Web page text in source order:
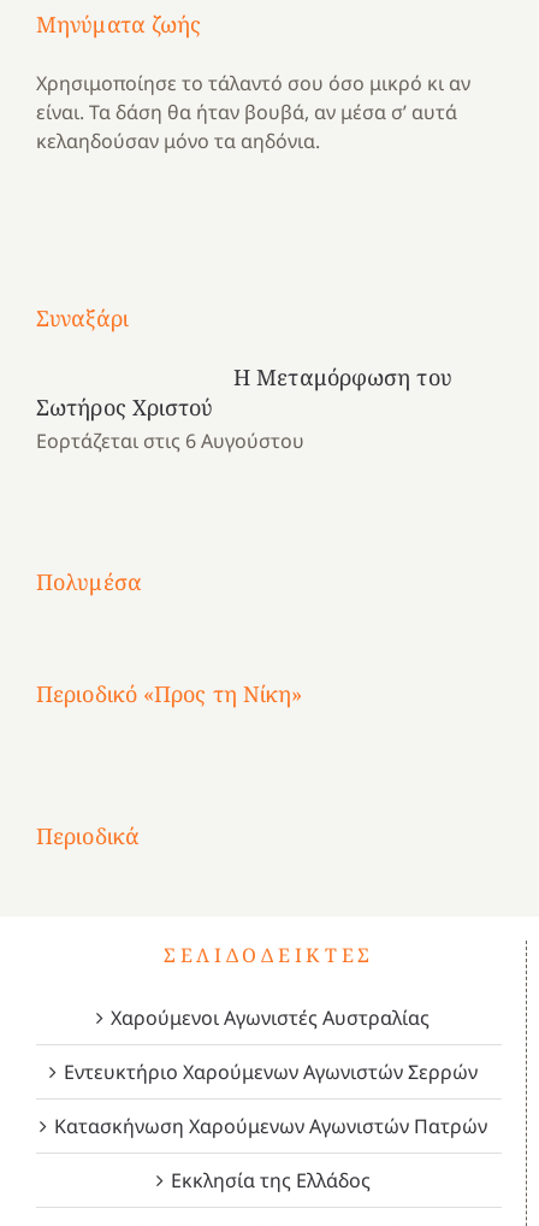
Μηνύματα ζωής
Χρησιμοποίησε το τάλαντό σου όσο μικρό κι αν
είναι. Τα δάση θα ήταν βουβά, αν μέσα σ’ αυτά
κελαηδούσαν μόνο τα αηδόνια.
Συναξάρι
Η Μεταμόρφωση του
Σωτήρος Χριστού
Εορτάζεται στις 6 Αυγούστου
Πολυμέσα
Μια
ένα
καλοκαίρι
Αγωνίστριες
Αθηνών
και
Νοσοκομείο
“Ερυθρός
Αγωνίστριες
Αθηνών
Κατασκηνωτικές
το
Ελληνικό
Αγωνίστριες
Αθηνών
χρόνια
καρτερούμεν»
Περιοδικό «Προς τη Νίκη»
Περιοδικά
1821
Δεκέμβριος
2023!
Μάιος
2023!
Μάρτιος
2023!
ΣΕΛΙΔΟΔΕΊΚΤΕΣ
Χαρούμενοι Αγωνιστές Αυστραλίας
Εντευκτήριο Χαρούμενων Αγωνιστών Σερρών
Κατασκήνωση Χαρούμενων Αγωνιστών Πατρών
Εκκλησία της Ελλάδος